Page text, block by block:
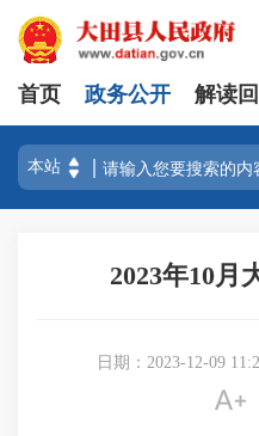
首页 政务公开 解读
2023年10月
日期：2023-12-09
